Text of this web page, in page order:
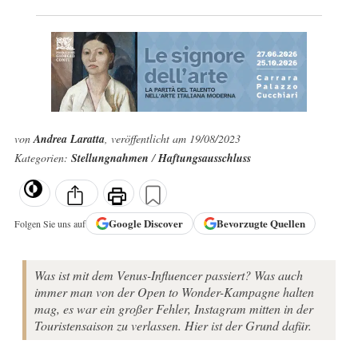
vonAndrea Laratta, veröffentlicht am 19/08/2023
Kategorien: Stellungnahmen/Haftungsausschluss
Folgen Sie uns auf GoogleDiscover Bevorzugte Quellen
Was ist mit dem Venus-Influencer passiert? Was auch
immer man von der Open to Wonder-Kampagne halten
mag, es war ein großer Fehler, Instagram mitten in der
Touristensaison zu verlassen. Hier ist der Grund dafür.